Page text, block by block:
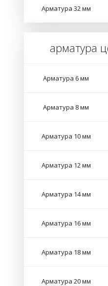
Арматура 32 мм
арматура
Арматура 6 мм
Арматура 8 мм
Арматура 10 мм
Арматура 12 мм
Арматура 14 мм
Арматура 16 мм
Арматура 18 мм
Арматура 20 мм